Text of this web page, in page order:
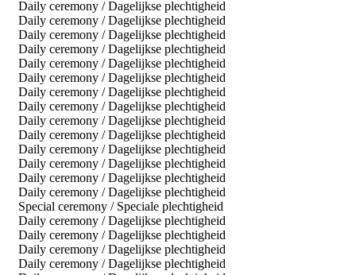
Daily ceremony / Dagelijkse plechtigheid
Daily ceremony / Dagelijkse plechtigheid
Daily ceremony / Dagelijkse plechtigheid
Daily ceremony / Dagelijkse plechtigheid
Daily ceremony / Dagelijkse plechtigheid
Daily ceremony / Dagelijkse plechtigheid
Daily ceremony / Dagelijkse plechtigheid
Daily ceremony / Dagelijkse plechtigheid
Daily ceremony / Dagelijkse plechtigheid
Daily ceremony / Dagelijkse plechtigheid
Daily ceremony / Dagelijkse plechtigheid
Daily ceremony / Dagelijkse plechtigheid
Daily ceremony / Dagelijkse plechtigheid
Daily ceremony / Dagelijkse plechtigheid
Special ceremony / Speciale plechtigheid
Daily ceremony / Dagelijkse plechtigheid
Daily ceremony / Dagelijkse plechtigheid
Daily ceremony / Dagelijkse plechtigheid
Daily ceremony / Dagelijkse plechtigheid